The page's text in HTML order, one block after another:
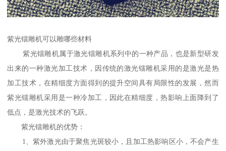
紫光镭雕机可以雕哪些材料
紫光镭雕机属于激光镭雕机系列中的一种产品，也是新型研发
出来的一种激光加工技术，因传统的激光镭雕机采用的是激光是热
加工技术，在精细度方面得到的提升空间具有局限性的发展，然而
紫光镭雕机采用是一种冷加工，因此在精细度，热影响上面降到了
低点，是激光技术的飞跃。
紫光镭雕机的优势：
1、紫外激光由于聚焦光斑较小，且加工热影响区小，不会产生